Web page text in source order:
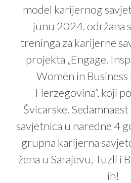
model karijernog
junu 2024. održana
treninga za karijerne
projekta „Engage.
Women in Business
Herzegovina”, koji
Švicarske.
savjetnica u naredne 4
grupna karijerna
žena u Sarajevu, Tuzli i
ih!